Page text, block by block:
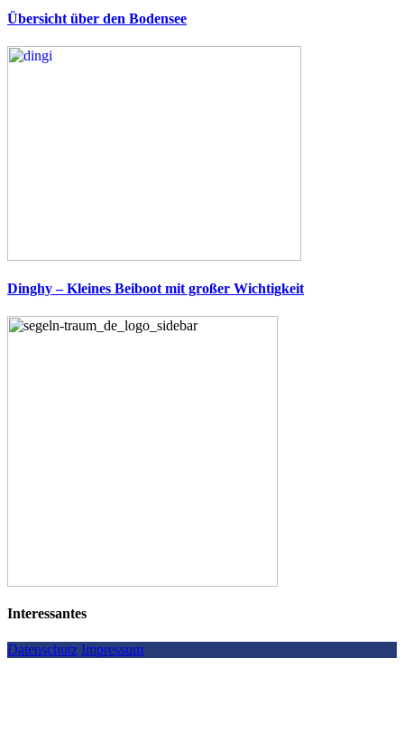
Übersicht über den Bodensee
Dinghy – Kleines Beiboot mit großer Wichtigkeit
Interessantes
Datenschutz Impressum